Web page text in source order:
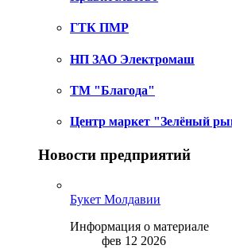
ГТК ПМР
НП ЗАО Электромаш
ТМ "Благода"
Центр маркет "Зелёный
Новости предприятий
Букет Молдавии
Информация о материале
фев 12 2026